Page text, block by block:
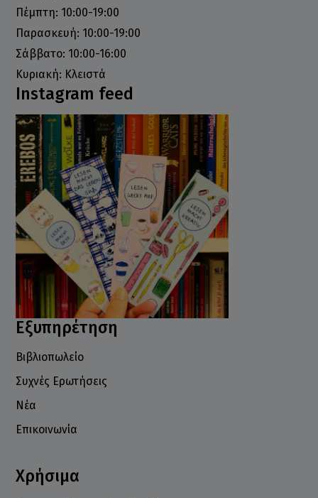
Πέμπτη: 10:00-19:00
Παρασκευή: 10:00-19:00
Σάββατο: 10:00-16:00
Κυριακή: Κλειστά
Instagram feed
Εξυπηρέτηση
Βιβλιοπωλείο
Συχνές Ερωτήσεις
Νέα
Επικοινωνία
Χρήσιμα